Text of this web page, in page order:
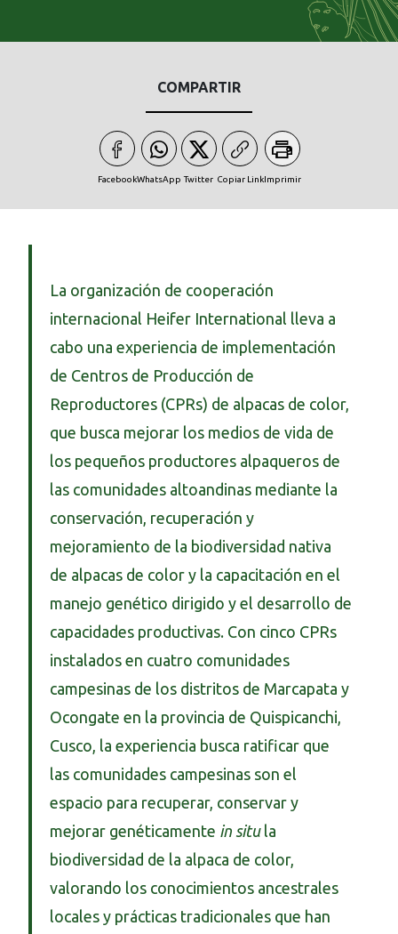
COMPARTIR
FacebookWhatsApp Twitter Copiar LinkImprimir
La organización de cooperación
internacional Heifer International lleva a
cabo una experiencia de implementación
de Centros de Producción de
Reproductores (CPRs) de alpacas de color,
que busca mejorar los medios de vida de
los pequeños productores alpaqueros de
las comunidades altoandinas mediante la
conservación, recuperación y
mejoramiento de la biodiversidad nativa
de alpacas de color y la capacitación en el
manejo genético dirigido y el desarrollo de
capacidades productivas. Con cinco CPRs
instalados en cuatro comunidades
campesinas de los distritos de Marcapata y
Ocongate en la provincia de Quispicanchi,
Cusco, la experiencia busca ratificar que
las comunidades campesinas son el
espacio para recuperar, conservar y
mejorar genéticamente in situla
biodiversidad de la alpaca de color,
valorando los conocimientos ancestrales
locales y prácticas tradicionales que han